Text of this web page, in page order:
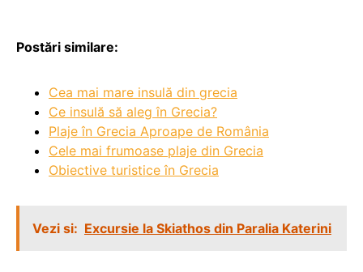
Postări similare:
Cea mai mare insulă din grecia
Ce insulă să aleg în Grecia?
Plaje în Grecia Aproape de România
Cele mai frumoase plaje din Grecia
Obiective turistice în Grecia
Vezi si: Excursie la Skiathos din Paralia Katerini